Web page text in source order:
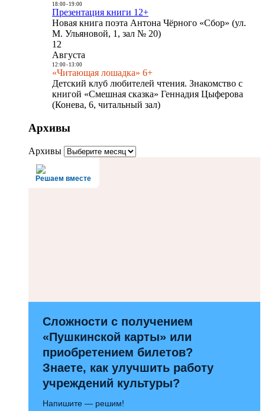
18:00- 19:00
Презентация книги 12+
Новая книга поэта Антона Чёрного «Сбор» (ул.
М. Ульяновой, 1, зал № 20)
12
Августа
12:00- 13:00
«Читающая лошадка» 6+
Детский клуб любителей чтения. Знакомство с
книгой «Смешная сказка» Геннадия Цыферова
(Конева, 6, читальный зал)
Архивы
Архивы
Решаем вместе
Сложности с получением
«Пушкинской карты» или
приобретением билетов?
Знаете, как улучшить работу
учреждений культуры?
Напишите — решим!